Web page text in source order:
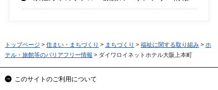
トップページ > 住まい・まちづくり > まちづくり > 福祉に関する取り組み > ホ
テル・旅館等のバリアフリー情報 > ダイワロイネットホテル大阪上本町
このサイトのご利用について